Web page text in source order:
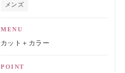
メンズ
MENU
カット＋カラー
POINT